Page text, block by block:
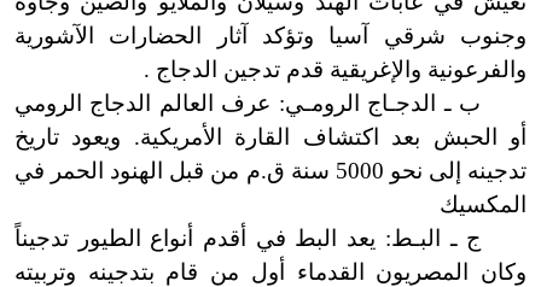
وجنوب شرقي آسيا وتؤكد آثار الحضارات الآشورية
والفرعونية والإغريقية قدم تدجين الدجاج .
ب ـ الدجـاج الرومـي: عرف العالم الدجاج الرومي
أو الحبش بعد اكتشاف القارة الأمريكية. ويعود تاريخ
تدجينه إلى نحو 5000 سنة ق.م من قبل الهنود الحمر في
المكسيك
ج ـ البـط: يعد البط في أقدم أنواع الطيور تدجيناً
وكان المصريون القدماء أول من قام بتدجينه وتربيته